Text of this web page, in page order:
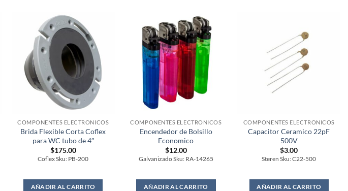
COMPONENTES ELECTRONICOS
Brida Flexible Corta Coflex
para WC tubo de 4″
$175.00
Coflex Sku: PB-200
AÑADIR AL CARRITO
COMPONENTES ELECTRONICOS
Encendedor de Bolsillo
Economico
$12.00
Galvanizado Sku: RA-14265
AÑADIR AL CARRITO
COMPONENTES ELECTRONICOS
Capacitor Ceramico 22pF
500V
$3.00
Steren Sku: C22-500
AÑADIR AL CARRITO